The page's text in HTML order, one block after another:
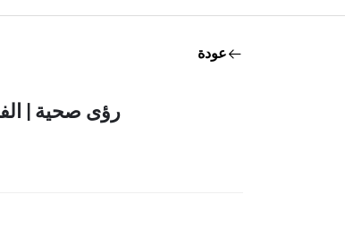
عودة
رؤى صحية |